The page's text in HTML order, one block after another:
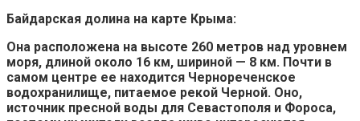
Байдарская долина на карте Крыма:
Она расположена на высоте 260 метров над уровнем
моря, длиной около 16 км, шириной — 8 км. Почти в
самом центре ее находится Чернореченское
водохранилище, питаемое рекой Черной. Оно,
источник пресной воды для Севастополя и Фороса,